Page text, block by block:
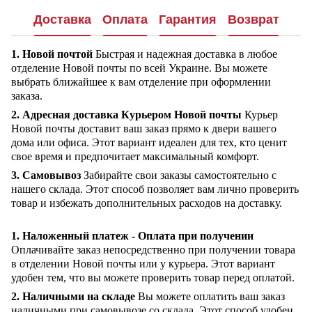
Доставка Оплата Гарантия Возврат
1. Новой почтой Быстрая и надежная доставка в любое
отделение Новой почты по всей Украине. Вы можете
выбрать ближайшее к вам отделение при оформлении
заказа.
2. Адресная доставка Курьером Новой почты Курьер
Новой почты доставит ваш заказ прямо к двери вашего
дома или офиса. Этот вариант идеален для тех, кто ценит
свое время и предпочитает максимальный комфорт.
3. Самовывоз Забирайте свои заказы самостоятельно с
нашего склада. Этот способ позволяет вам лично проверить
товар и избежать дополнительных расходов на доставку.
1. Наложенный платеж - Оплата при получении
Оплачивайте заказ непосредственно при получении товара
в отделении Новой почты или у курьера. Этот вариант
удобен тем, что вы можете проверить товар перед оплатой.
2. Наличными на складе Вы можете оплатить ваш заказ